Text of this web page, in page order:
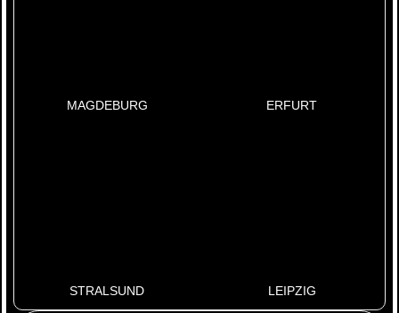
MAGDEBURG ERFURT
STRALSUND LEIPZIG